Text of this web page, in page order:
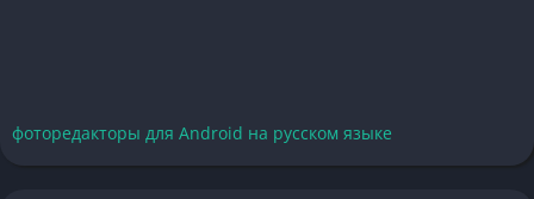
фоторедакторы для Android на русском языке